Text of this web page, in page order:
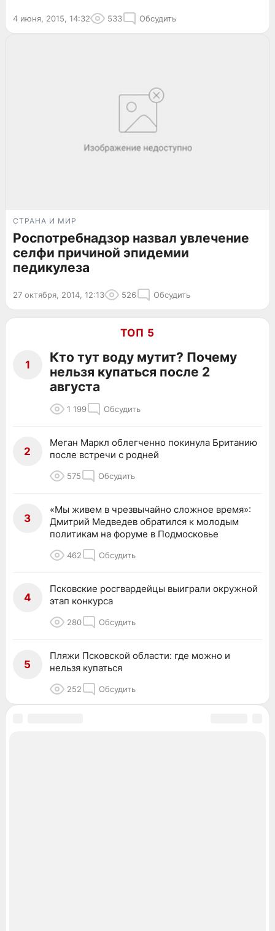
4 июня, 2015, 14:32 533 Обсудить
СТРАНА И МИР
Роспотребнадзор назвал увлечение
селфи причиной эпидемии
педикулеза
27 октября, 2014, 12:13 526 Обсудить
ТОП 5
1
Кто тут воду мутит? Почему
нельзя купаться после 2
августа
1 199 Обсудить
2
Меган Маркл облегченно покинула Британию
после встречи с родней
575 Обсудить
3
«Мы живем в чрезвычайно сложное время»:
Дмитрий Медведев обратился к молодым
политикам на форуме в Подмосковье
462 Обсудить
4
Псковские росгвардейцы выиграли окружной
этап конкурса
280 Обсудить
5
Пляжи Псковской области: где можно и
нельзя купаться
252 Обсудить